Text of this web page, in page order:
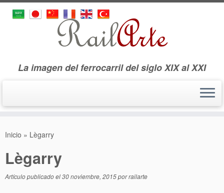
La imagen del ferrocarril del siglo XIX al XXI
Inicio » Lègarry
Lègarry
Artículo publicado el30 noviembre, 2015porrailarte